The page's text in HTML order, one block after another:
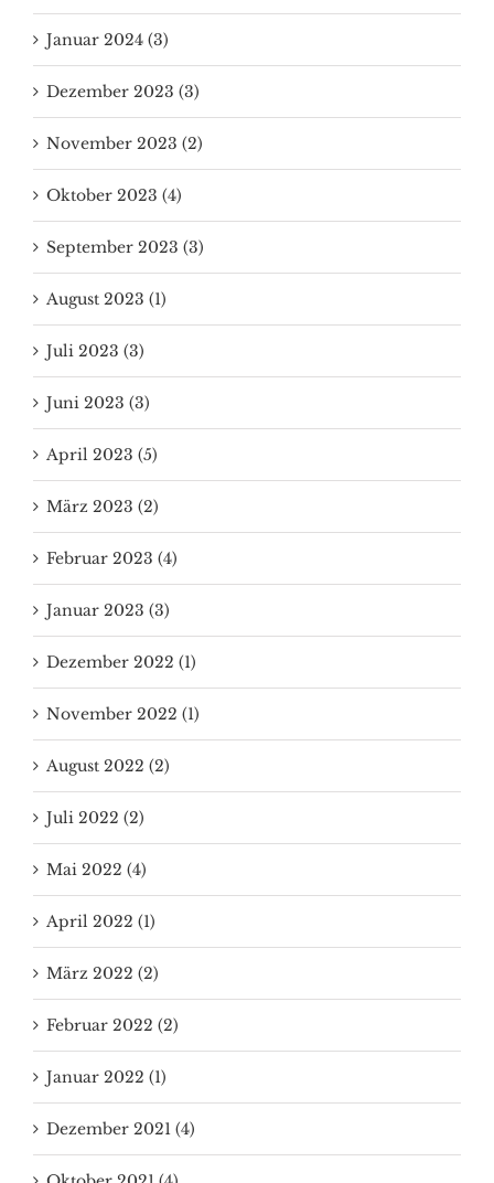
Januar 2024 (3)
Dezember 2023 (3)
November 2023 (2)
Oktober 2023 (4)
September 2023 (3)
August 2023 (1)
Juli 2023 (3)
Juni 2023 (3)
April 2023 (5)
März 2023 (2)
Februar 2023 (4)
Januar 2023 (3)
Dezember 2022 (1)
November 2022 (1)
August 2022 (2)
Juli 2022 (2)
Mai 2022 (4)
April 2022 (1)
März 2022 (2)
Februar 2022 (2)
Januar 2022 (1)
Dezember 2021 (4)